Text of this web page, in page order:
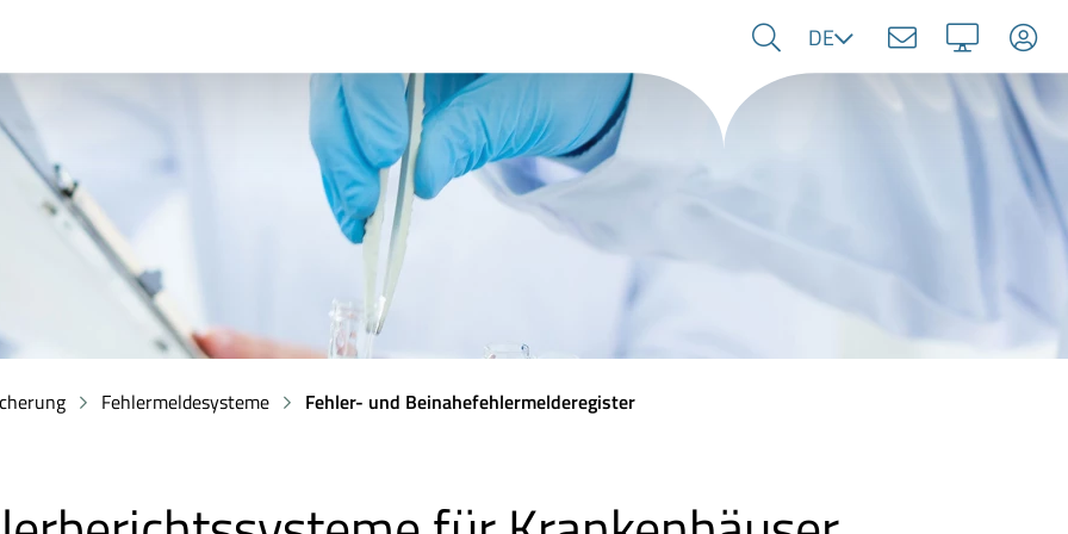
Sprache
DE
Fehlermeldesysteme Fehler- und Beinahefehlermelderegister